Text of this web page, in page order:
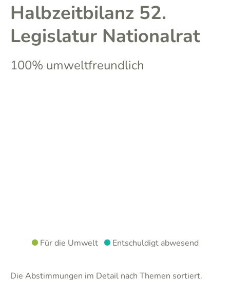
Halbzeitbilanz 52.
Legislatur Nationalrat
100% umweltfreundlich
Für die Umwelt Entschuldigt abwesend
Die Abstimmungen im Detail nach Themen sortiert.